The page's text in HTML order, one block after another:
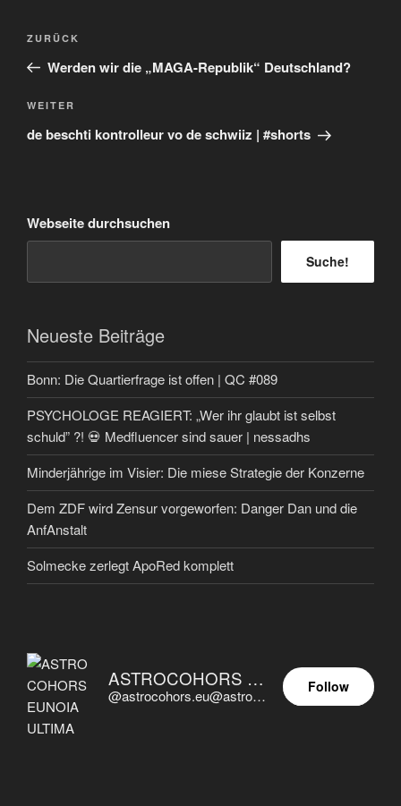
Beitragsnavigation
Vorheriger
Beitrag
ZURÜCK
Werden wir die „MAGA-Republik“ Deutschland?
Nächster
Beitrag
WEITER
de beschti kontrolleur vo de schwiiz | #shorts
Webseite durchsuchen
Suche!
Neueste Beiträge
Bonn: Die Quartierfrage ist offen | QC #089
PSYCHOLOGE REAGIERT: „Wer ihr glaubt ist selbst
schuld” ?! 💀 Medfluencer sind sauer | nessadhs
Minderjährige im Visier: Die miese Strategie der Konzerne
Dem ZDF wird Zensur vorgeworfen: Danger Dan und die
AnfAnstalt
Solmecke zerlegt ApoRed komplett
ASTROCOHORS EUNOIA ULTIMA
@astrocohors.eu@astrocohors.eu
Follow